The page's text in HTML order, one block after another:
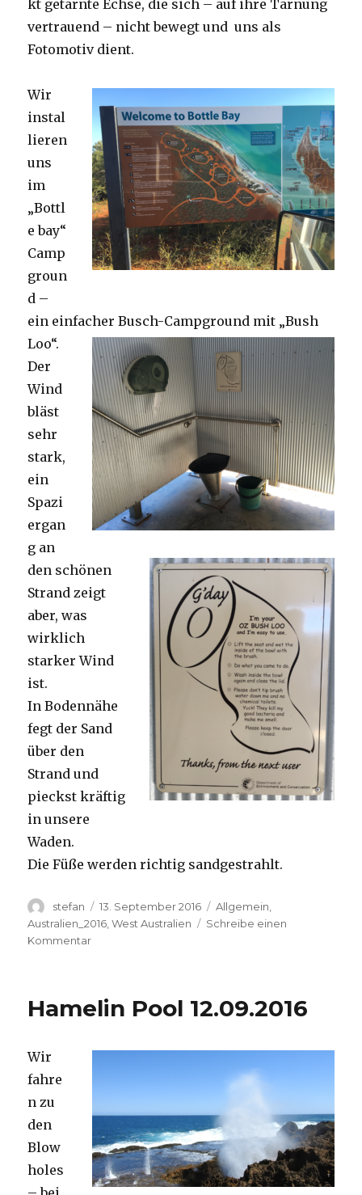
kt getarnte Echse, die sich – auf ihre Tarnung
vertrauend – nicht bewegt und uns als
Fotomotiv dient.
Wir
instal
lieren
uns
im
„Bottl
e bay“
Camp
groun
d –
ein einfacher Busch-Campground mit „Bush
Loo“.
Der
Wind
bläst
sehr
stark,
ein
Spazi
ergan
g an
den schönen
Strand zeigt
aber, was
wirklich
starker Wind
ist.
In Bodennähe
fegt der Sand
über den
Strand und
pieckst kräftig
in unsere
Waden.
Die Füße werden richtig sandgestrahlt.
Autor
stefan
Veröffentlicht
am
13. September 2016 Kategorien
Allgemein
Australien_2016 ,West Australien
Schreibe einen
Kommentarzu
Hamelin Pool 12.09.2016
Wir
fahre
n zu
den
Blow
holes